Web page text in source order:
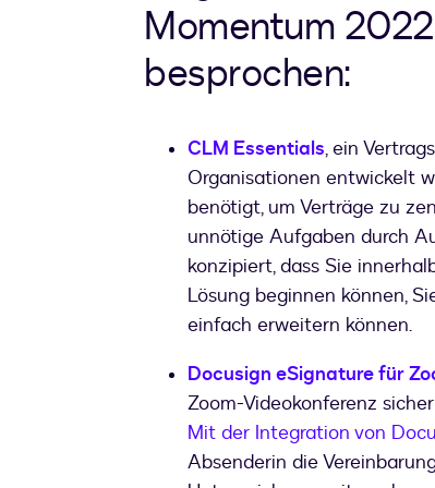
Momentum
besprochen:
CLM Essentials, ein
Organisationen entwickelt
benötigt, um Verträge zu
unnötige Aufgaben durch
konzipiert, dass Sie
Lösung beginnen können,
einfach erweitern können.
Docusign eSignature für
Zoom-Videokonferenz
Mit der Integration von
Absenderin die